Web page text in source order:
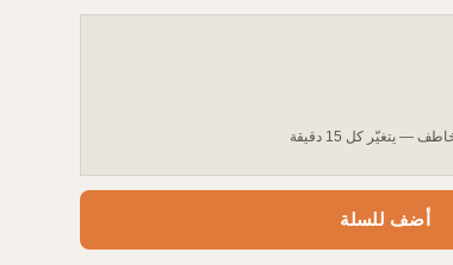
يتغيّر كل 15 دقيقة
أضف للسلة